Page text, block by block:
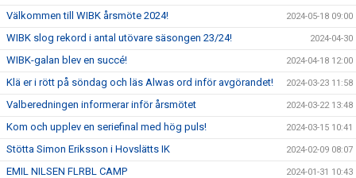
Välkommen till WIBK årsmöte 2024! 2024-05-18 09:00
WIBK slog rekord i antal utövare säsongen 23/24! 2024-04-30
WIBK-galan blev en succé! 2024-04-18 12:00
Klä er i rött på söndag och läs Alwas ord inför avgörandet! 2024-03-23 11:58
Valberedningen informerar inför årsmötet 2024-03-22 13:48
Kom och upplev en seriefinal med hög puls! 2024-03-15 10:41
Stötta Simon Eriksson i Hovslätts IK 2024-02-09 08:07
EMIL NILSEN FLRBL CAMP 2024-01-31 10:43